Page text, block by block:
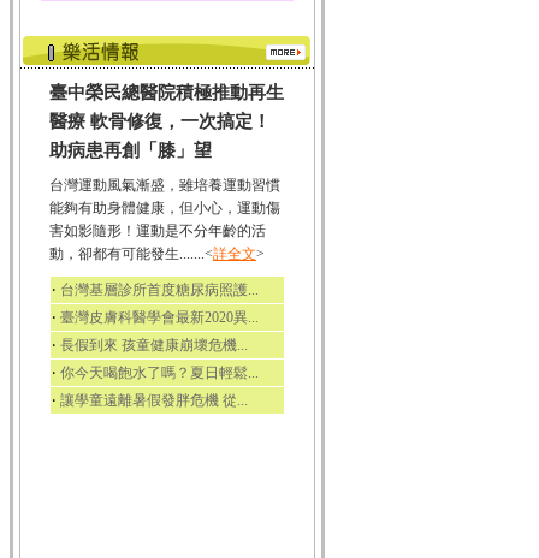
臺中榮民總醫院積極推動再生
醫療 軟骨修復，一次搞定！
助病患再創「膝」望
台灣運動風氣漸盛，雖培養運動習慣
能夠有助身體健康，但小心，運動傷
害如影隨形！運動是不分年齡的活
動，卻都有可能發生.......<詳全文>
‧ 台灣基層診所首度糖尿病照護...
‧ 臺灣皮膚科醫學會最新2020異...
‧ 長假到來 孩童健康崩壞危機...
‧ 你今天喝飽水了嗎？夏日輕鬆...
‧ 讓學童遠離暑假發胖危機 從...